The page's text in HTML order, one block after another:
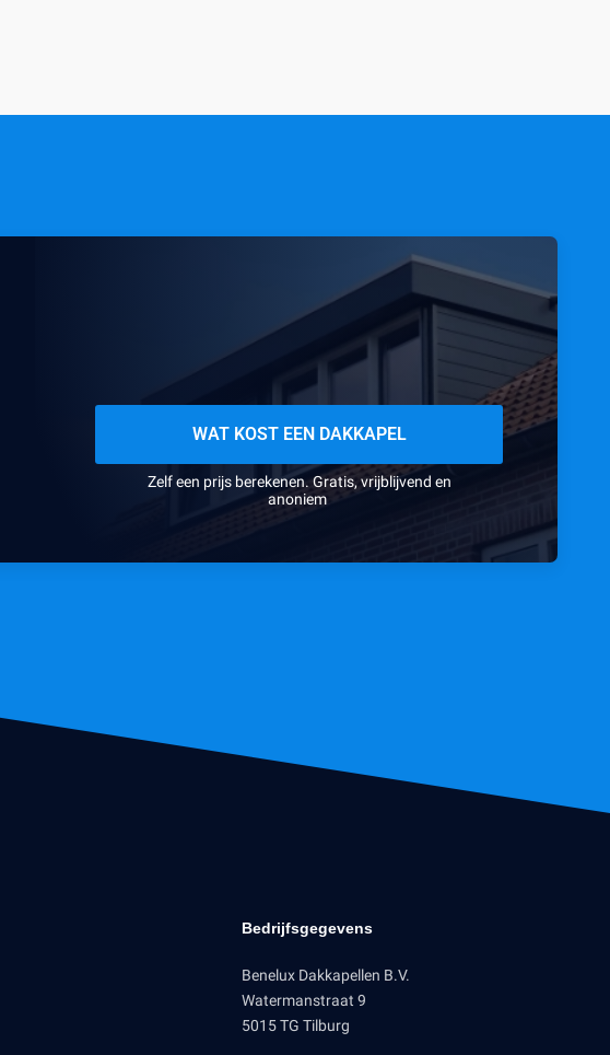
WAT KOST EEN DAKKAPEL
Zelf een prijs berekenen. Gratis, vrijblijvend en
anoniem
Bedrijfsgegevens
Benelux Dakkapellen B.V.
Watermanstraat 9
5015 TG Tilburg